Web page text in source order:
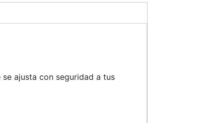
ajusta con seguridad a tus